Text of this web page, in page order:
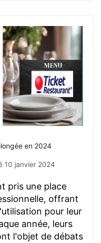
en 2024
10 janvier 2024
pris une place
offrant
pour leur
année, leurs
l'objet de débats